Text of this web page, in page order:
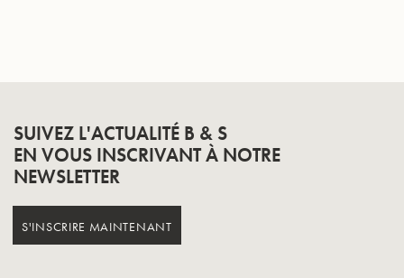
SUIVEZ L'ACTUALITÉ B & S
EN VOUS INSCRIVANT À NOTRE
NEWSLETTER
S'INSCRIRE MAINTENANT